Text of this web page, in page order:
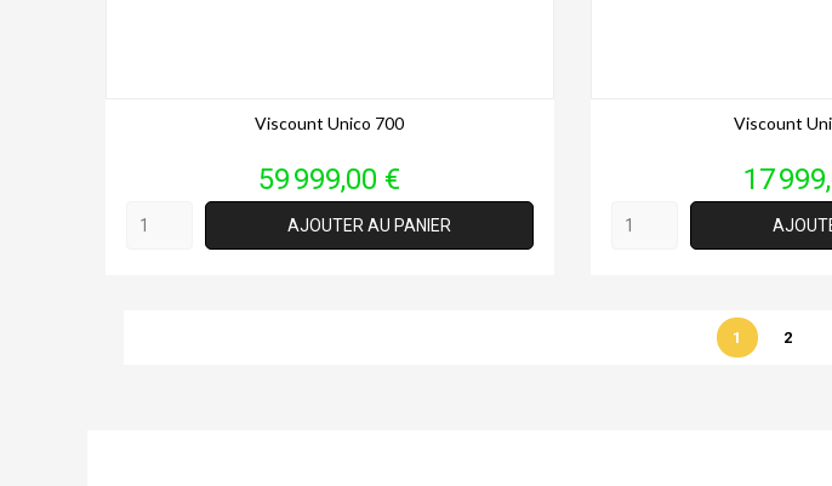
Viscount Unico 700
Prix
59 999,00 €
AJOUTER AU PANIER
Viscount
Prix
17
1 2